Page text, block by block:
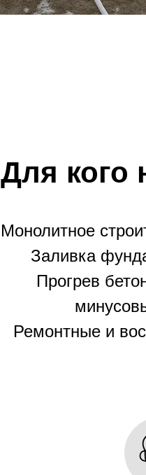
Для кого
Монолитное
Заливка
Прогрев
Ремонтные и